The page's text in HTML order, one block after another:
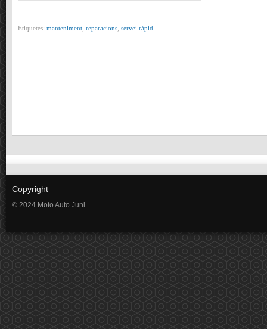
Etiquetes: manteniment reparacions servei ràpid
Copyright
© 2024 Moto Auto Juni.